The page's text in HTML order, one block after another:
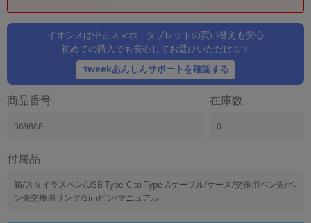
イオシスは中古スマホ・タブレットの買い替えも安心
初めての購入でも安心してお選びいただけます
1weekあんしんサポートを確認する
商品番号
369888
在庫数
0
付属品
箱/スタイラスペン/USB Type-C to Type-Aケーブル/ケース/交換用ペン先/ペ
ン先交換用リング/Simピン/マニュアル
製造、販売メーカーの絞り込み
「Apple」「SONY」「SHARP」など
機能・特徴
ドライブの絞り込み
ランク
商品状態の絞り込み